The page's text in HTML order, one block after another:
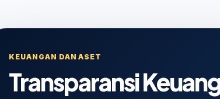
KEUANGAN DAN ASET
Transparansi